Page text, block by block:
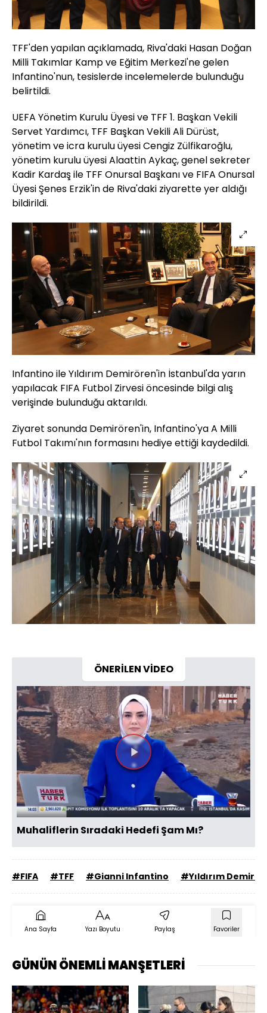
TFF'den yapılan açıklamada, Riva'daki Hasan Doğan
Milli Takımlar Kamp ve Eğitim Merkezi'ne gelen
Infantino'nun, tesislerde incelemelerde bulunduğu
belirtildi.
UEFA Yönetim Kurulu Üyesi ve TFF 1. Başkan Vekili
Servet Yardımcı, TFF Başkan Vekili Ali Dürüst,
yönetim ve icra kurulu üyesi Cengiz Zülfikaroğlu,
yönetim kurulu üyesi Alaattin Aykaç, genel sekreter
Kadir Kardaş ile TFF Onursal Başkanı ve FIFA Onursal
Üyesi Şenes Erzik'in de Riva'daki ziyarette yer aldığı
bildirildi.
Infantino ile Yıldırım Demirören'in İstanbul'da yarın
yapılacak FIFA Futbol Zirvesi öncesinde bilgi alış
verişinde bulunduğu aktarıldı.
Ziyaret sonunda Demirören'in, Infantino'ya A Milli
Futbol Takımı'nın formasını hediye ettiği kaydedildi.
ÖNERİLEN VİDEO
Videoyu
Oynat
Muhaliflerin Sıradaki Hedefi Şam Mı?
#FIFA #TFF #Gianni Infantino #Yıldırım
Ana Sayfa Yazı Boyutu Paylaş Favoriler
GÜNÜN ÖNEMLİ MANŞETLERİ